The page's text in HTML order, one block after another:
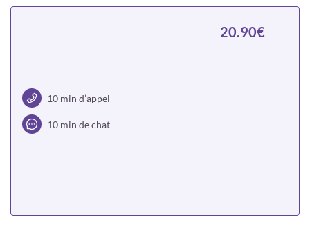
10 min d’appel
10 min de chat
20.90€